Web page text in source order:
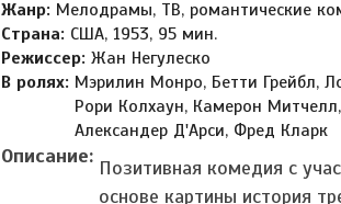
Жанр: Мелодрамы, ТВ, романтические
Страна: США, 1953, 95 мин.
Режиссер: Жан Негулеско
В ролях: Мэрилин Монро, Бетти Грейбл,
Рори Колхаун, Камерон
Александер Д'Арси, Фред Кларк
Описание: Позитивная комедия с
основе картины история